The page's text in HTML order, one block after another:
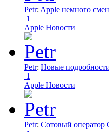
Petr: Apple немного
1
Apple Новости
Petr: Новые
1
Apple Новости
Petr: Сотовый оператор